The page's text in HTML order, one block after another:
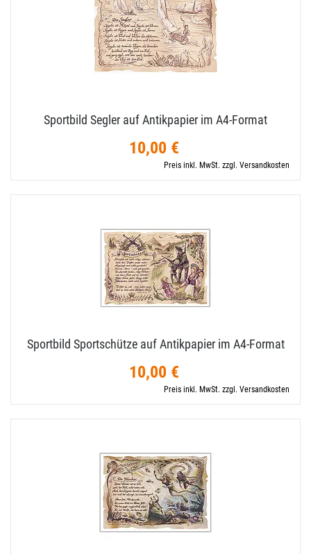
Sportbild Segler auf Antikpapier im A4-​Format
10,00 €
Preis inkl. MwSt. zzgl. Versandkosten
Sportbild Sportschütze auf Antikpapier im A4-​Format
10,00 €
Preis inkl. MwSt. zzgl. Versandkosten